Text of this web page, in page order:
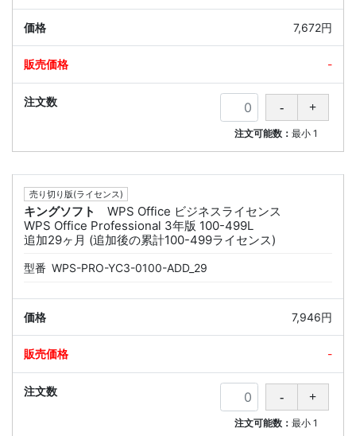
7,672円
-
注文可能数：最小 1
売り切り版(ライセンス)
キングソフト
WPS Office ビジネスライセンス
WPS Office Professional 3年版 100-499L
追加29ヶ月 (追加後の累計100-499ライセンス)
型番 WPS-PRO-YC3-0100-ADD_29
7,946円
-
注文可能数：最小 1